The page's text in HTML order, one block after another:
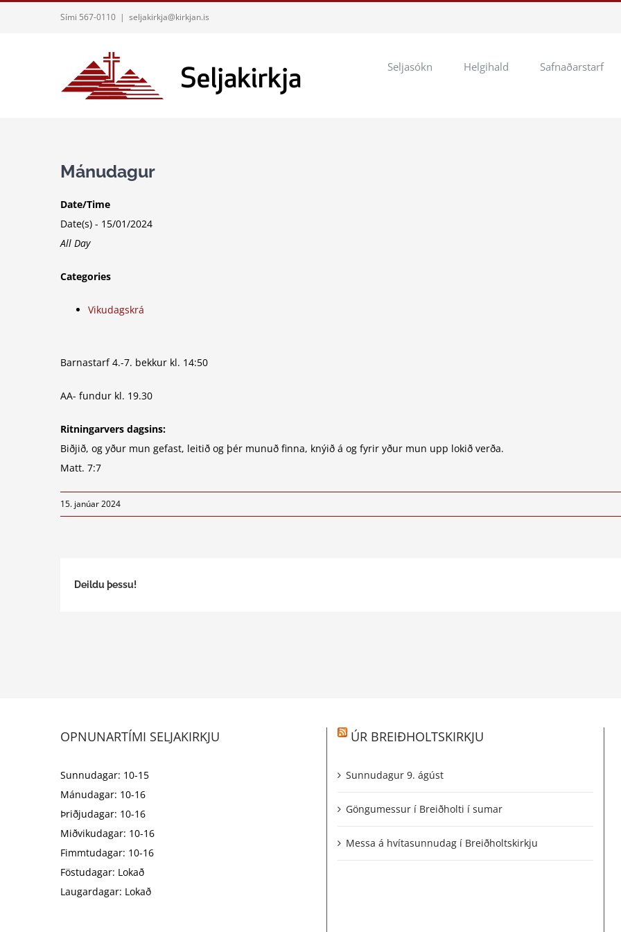
Sími 567-0110 | seljakirkja@kirkjan.is
Seljasókn Helgihald Safnaðarstarf
Mánudagur
Date/Time
Date(s) - 15/01/2024
All Day
Categories
Vikudagskrá
Barnastarf 4.-7. bekkur kl. 14:50
AA- fundur kl. 19.30
Ritningarvers dagsins:
Biðjið, og yður mun gefast, leitið og þér munuð finna, knýið á og fyrir yður mun upp lokið verða.
Matt. 7:7
15. janúar 2024
Deildu þessu!
OPNUNARTÍMI SELJAKIRKJU
Sunnudagar: 10-15
Mánudagar: 10-16
Þriðjudagar: 10-16
Miðvikudagar: 10-16
Fimmtudagar: 10-16
Föstudagar: Lokað
Laugardagar: Lokað
ÚR BREIÐHOLTSKIRKJU
Sunnudagur 9. ágúst
Göngumessur í Breiðholti í sumar
Messa á hvítasunnudag í Breiðholtskirkju